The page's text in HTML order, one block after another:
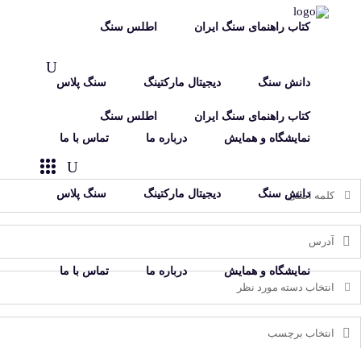
کتاب راهنمای سنگ ایران اطلس سنگ
دانش سنگ دیجیتال مارکتینگ سنگ پلاس
نمایشگاه و همایش درباره ما تماس با ما
کتاب راهنمای سنگ ایران اطلس سنگ
دانش سنگ دیجیتال مارکتینگ سنگ پلاس
نمایشگاه و همایش درباره ما تماس با ما